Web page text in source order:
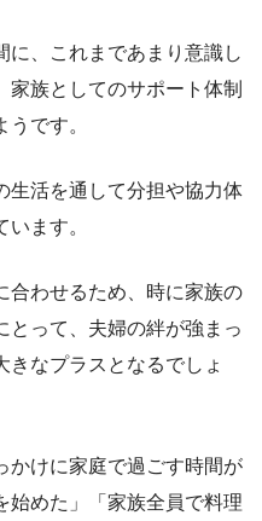
に、これまであまり意識し
家族としてのサポート体制
です。
生活を通して分担や協力体
ます。
合わせるため、時に家族の
とって、夫婦の絆が強まっ
きなプラスとなるでしょ
かけに家庭で過ごす時間が
始めた」「家族全員で料理